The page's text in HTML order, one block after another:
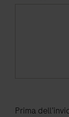
Prima